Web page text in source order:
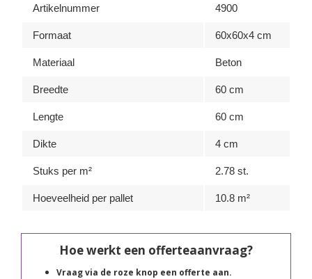
Artikelnummer 4900
Formaat 60x60x4 cm
Materiaal Beton
Breedte 60 cm
Lengte 60 cm
Dikte 4 cm
Stuks per m² 2.78 st.
Hoeveelheid per pallet 10.8 m²
Hoe werkt een offerteaanvraag?
Vraag via de roze knop een offerte aan.